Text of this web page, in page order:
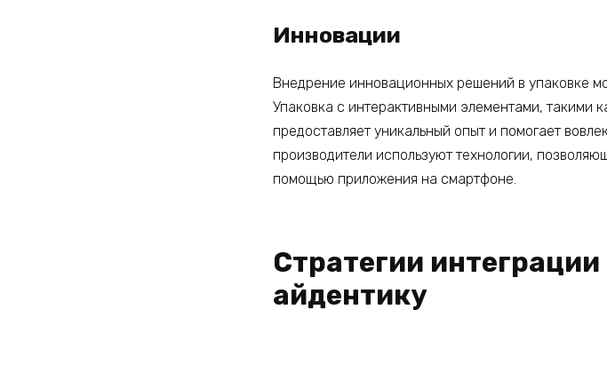
Инновации
Внедрение инновационных решений в упаковке
Упаковка с интерактивными элементами, такими
предоставляет уникальный опыт и помогает
производители используют технологии,
помощью приложения на смартфоне.
Стратегии
айдентику